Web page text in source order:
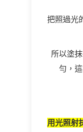
把照過光
所以塗
勻，
用光照射